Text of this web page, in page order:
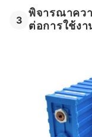
3
พิจารณาคว
ต่อการใช้งา